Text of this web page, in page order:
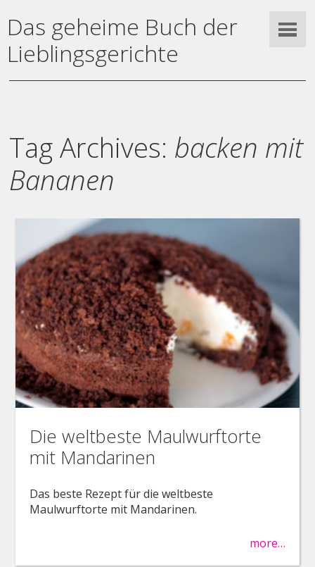
Das geheime Buch der
Lieblingsgerichte
Tag Archives: backen mit
Bananen
Die weltbeste Maulwurftorte
mit Mandarinen
Das beste Rezept für die weltbeste
Maulwurftorte mit Mandarinen.
more…